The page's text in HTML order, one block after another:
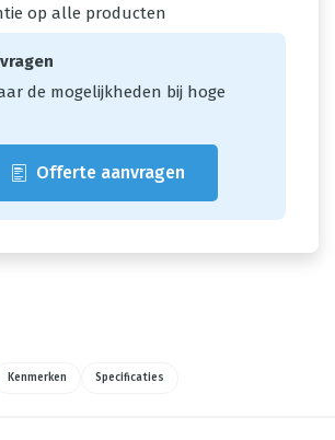
op alle producten
de mogelijkheden bij hoge
Offerte aanvragen
Kenmerken Specificaties